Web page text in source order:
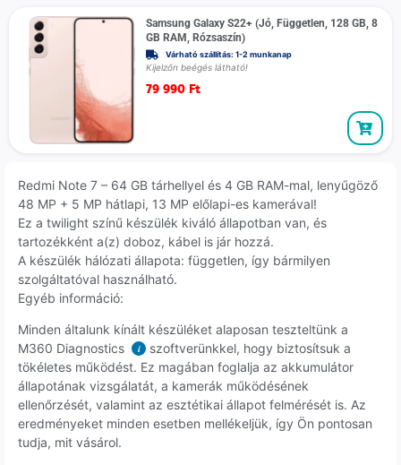
Samsung Galaxy S22+ (Jó, Független, 128 GB, 8
GB RAM, Rózsaszín)
Várható szállítás: 1-2 munkanap
Kijelzőn beégés látható!
79 990 Ft
Redmi Note 7 – 64 GB tárhellyel és 4 GB RAM-mal, lenyűgöző
48 MP + 5 MP hátlapi, 13 MP előlapi-es kamerával!
Ez a twilight színű készülék kiváló állapotban van, és
tartozékként a(z) doboz, kábel is jár hozzá.
A készülék hálózati állapota: független, így bármilyen
szolgáltatóval használható.
Egyéb információ:
Minden általunk kínált készüléket alaposan teszteltünk a
M360 Diagnostics
i
szoftverünkkel, hogy biztosítsuk a
tökéletes működést. Ez magában foglalja az akkumulátor
állapotának vizsgálatát, a kamerák működésének
ellenőrzését, valamint az esztétikai állapot felmérését is. Az
eredményeket minden esetben mellékeljük, így Ön pontosan
tudja, mit vásárol.